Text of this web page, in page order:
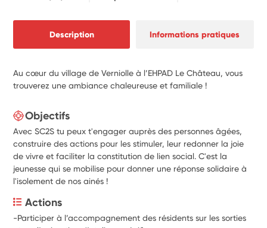
Description Informations pratiques
Au cœur du village de Verniolle à l’EHPAD Le Château, vous
trouverez une ambiance chaleureuse et familiale !
Objectifs
Avec SC2S tu peux t'engager auprès des personnes âgées,
construire des actions pour les stimuler, leur redonner la joie
de vivre et faciliter la constitution de lien social. C'est la
jeunesse qui se mobilise pour donner une réponse solidaire à
l'isolement de nos ainés !
Actions
-Participer à l’accompagnement des résidents sur les sorties